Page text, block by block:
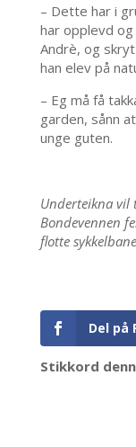
– Dette har i
har opplevd
Andrè, og
han elev på
– Eg må få
garden, sånn
unge guten.
Underteikna vil
Bondevennen
flotte
Del på
Stikkord